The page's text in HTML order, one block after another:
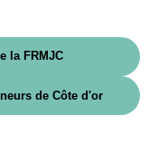
la FRMJC
de Côte d'or